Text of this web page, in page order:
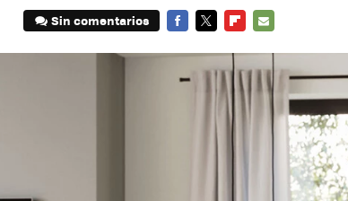
Sin comentarios